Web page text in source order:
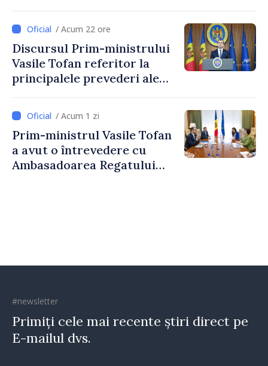
stimularea investițiilor și o
taxare mai echitabilă
/ Acum 22 ore
Discursul Prim-ministrului
Vasile Tofan referitor la
principalele prevederi ale
2027
/ Acum 1 zi
Prim-ministrul Vasile Tofan
a avut o întrevedere cu
Ambasadoarea Regatului
#newsletter
Primiți cele mai recente știri direct pe
E-mailul dvs.